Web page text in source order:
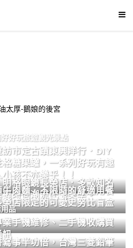
肥油太厚-鵝娘的後宮
好好玩旅遊觀光景點
訪市定古蹟東興洋行．DIY
格糖果罐，一系列好玩有趣
孩不亦樂乎！！
格眼鏡長榮店．多款知名
時尚潮流配鏡美學。
肉麵．不限時的舒適用餐
店限定的可愛史努比盲盒
品
手機維修、二手機收購買
訊
事半功倍，台灣三菱鉛筆